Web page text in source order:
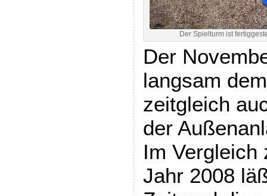
Der Spielturm ist
Der
langsam
zeitgleich
der
Im Vergleich
Jahr 2008